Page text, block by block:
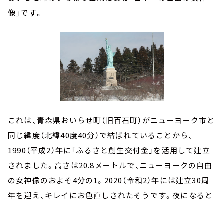
像」です。
これは、青森県おいらせ町（旧百石町）がニューヨーク市と
同じ緯度（北緯40度40分）で結ばれていることから、
1990（平成2）年に「ふるさと創生交付金」を活用して建立
されました。高さは20.8メートルで、ニューヨークの自由
の女神像のおよそ4分の1。2020（令和2）年には建立30周
年を迎え、キレイにお色直しされたそうです。夜になると